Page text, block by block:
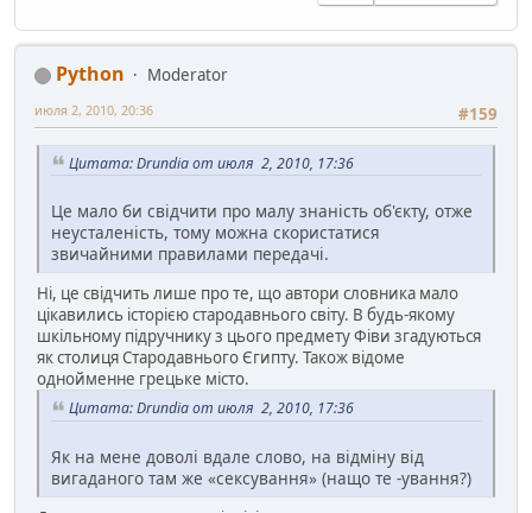
Python
Moderator
#159
июля 2, 2010, 20:36
Цитата: Drundia от июля 2, 2010, 17:36
Це мало би свідчити про малу знаність об'єкту, отже
неусталеність, тому можна скористатися
звичайними правилами передачі.
Ні, це свідчить лише про те, що автори словника мало
цікавились історією стародавнього світу. В будь-якому
шкільному підручнику з цього предмету Фіви згадуються
як столиця Стародавнього Єгипту. Також відоме
однойменне грецьке місто.
Цитата: Drundia от июля 2, 2010, 17:36
Як на мене доволі вдале слово, на відміну від
вигаданого там же «сексування» (нащо те -ування?)